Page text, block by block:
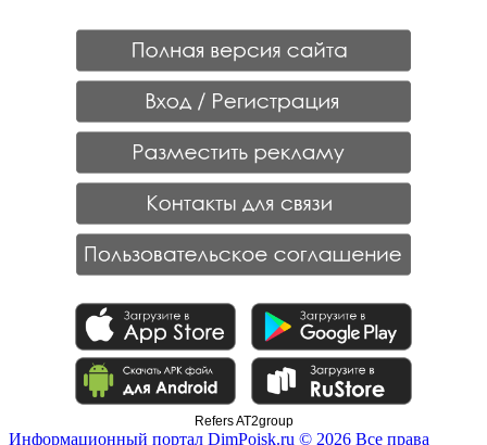
Refers AT2group
Информационный портал DimPoisk.ru © 2026 Все права